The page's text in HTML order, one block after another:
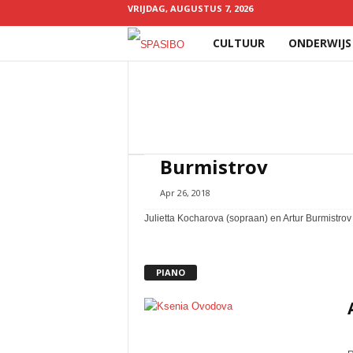
VRIJDAG, AUGUSTUS 7, 2026
Spasibo
CULTUUR ONDERWIJS
Burmistrov
Apr 26, 2018
Julietta Kocharova (sopraan) en Artur
PIANO